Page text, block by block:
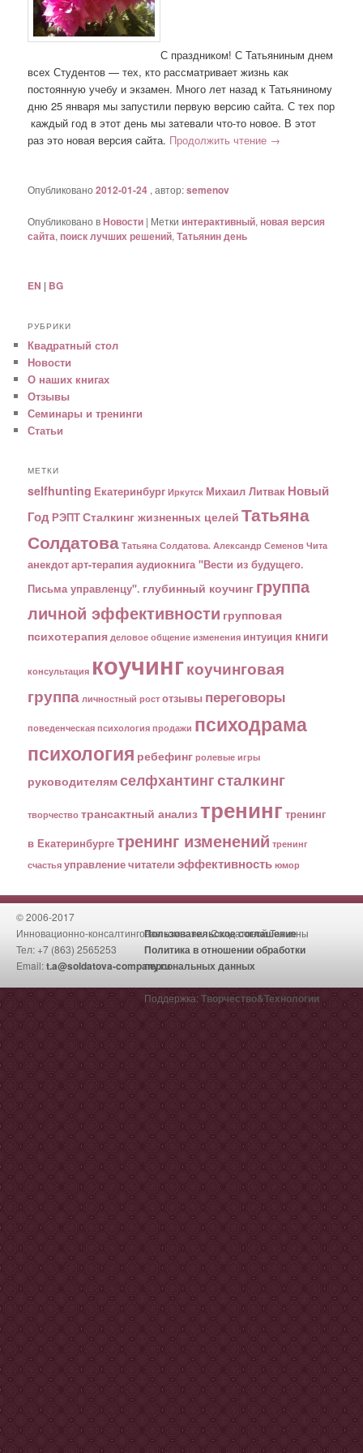
С праздником! С Татьяниным днем
всех Студентов — тех, кто рассматривает жизнь как
постоянную учебу и экзамен. Много лет назад к Татьяниному
дню 25 января мы запустили первую версию сайта. С тех пор
каждый год в этот день мы затевали что-то новое. В этот
раз это новая версия сайта. Продолжить чтение →
Опубликовано2012-01-24 , автор:semenov
Опубликовано вНовости | Метки интерактивный, новая версия
сайта, поиск лучших решений,Татьянин день
EN | BG
РУБРИКИ
Квадратный стол
Новости
О наших книгах
Отзывы
Семинары и тренинги
Статьи
МЕТКИ
selfhunting Екатеринбург Иркутск Михаил Литвак Новый
Год РЭПТСталкинг жизненных целей Татьяна
Солдатова Татьяна Солдатова. Александр Семенов Чита
анекдотарт-терапия аудиокнига "Вести из будущего.
Письма управленцу". глубинный коучинг группа
личной эффективности групповая
психотерапия деловое общение изменения интуиция книги
консультация коучингкоучинговая
группа личностный рост отзывы переговоры
поведенческая психология продажи психодрама
психология ребефинг ролевые игры
руководителямселфхантингсталкинг
творчество трансактный анализтренинг тренинг
в Екатеринбургетренинг изменений тренинг
счастья управлениечитатели эффективность юмор
© 2006-2017
Инновационно-консалтинговая компания Солдатовой Татьяны
Тел: +7 (863) 2565253
Email:t.a@soldatova-company.ru
Пользовательское соглашение
Политика в отношении обработки
персональных данных
Поддержка:Творчество&Технологии